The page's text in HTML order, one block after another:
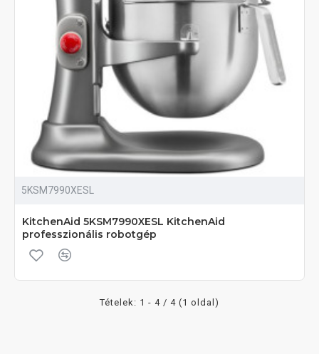
5KSM7990XESL
KitchenAid 5KSM7990XESL KitchenAid
professzionális robotgép
Tételek: 1 - 4 / 4 (1 oldal)